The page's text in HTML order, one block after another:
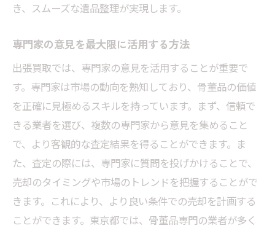
き、スムーズな遺品整理が実現します。
専門家の意見を最大限に活用する方法
出張買取では、専門家の意見を活用することが重要で
す。専門家は市場の動向を熟知しており、骨董品の価値
を正確に見極めるスキルを持っています。まず、信頼で
きる業者を選び、複数の専門家から意見を集めること
で、より客観的な査定結果を得ることができます。ま
た、査定の際には、専門家に質問を投げかけることで、
売却のタイミングや市場のトレンドを把握することがで
きます。これにより、より良い条件での売却を計画する
ことができます。東京都では、骨董品専門の業者が多く